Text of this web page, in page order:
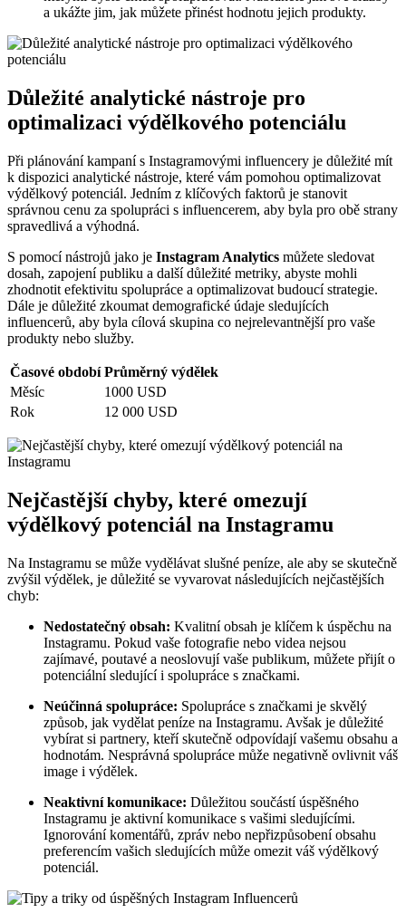
a ​ukážte jim, ​jak můžete přinést hodnotu jejich produkty.
Důležité analytické nástroje​ pro⁤
optimalizaci ‌výdělkového ‌potenciálu
Při plánování ‍kampaní s Instagramovými ⁣influencery⁤ je ‍důležité mít
k ‍dispozici analytické nástroje, které ‌vám pomohou optimalizovat ​
výdělkový ⁣potenciál. ⁣Jedním z​ klíčových‍ faktorů ⁤je⁢ stanovit
správnou ‌cenu za spolupráci⁤ s influencerem, aby byla pro‌ obě strany
spravedlivá a výhodná.
S pomocí nástrojů jako je Instagram Analytics můžete sledovat⁣
dosah, zapojení publiku ⁣a další ⁢důležité metriky,⁣ abyste‌ mohli
zhodnotit efektivitu spolupráce a optimalizovat ⁤budoucí ‌strategie.
‍Dále je důležité zkoumat demografické údaje sledujících
influencerů, aby byla cílová skupina‌ co nejrelevantnější pro vaše
produkty nebo služby.
Časové období Průměrný ‌výdělek
Měsíc
1000 USD
Rok
12 000 USD
Nejčastější chyby, které ‍omezují
výdělkový potenciál‌ na⁣ Instagramu
Na Instagramu se může vydělávat slušné‍ peníze, ale aby se skutečně
zvýšil výdělek, ‍je důležité se vyvarovat následujících nejčastějších⁣
chyb:
Nedostatečný ‍obsah: Kvalitní obsah je⁤ klíčem k úspěchu ⁤na⁣
Instagramu.‌ Pokud vaše‍ fotografie nebo videa nejsou​
zajímavé, poutavé a neoslovují vaše publikum, můžete přijít o
⁣potenciální sledující i spolupráce⁣ s značkami.
Neúčinná⁤ spolupráce: Spolupráce ‍s značkami je skvělý‌
způsob,‍ jak vydělat peníze na Instagramu. Avšak je důležité
⁣vybírat ​si partnery,‌ kteří‍ skutečně odpovídají vašemu obsahu a‌
hodnotám. Nesprávná⁢ spolupráce⁤ může negativně ovlivnit váš
image i výdělek.
Neaktivní‌ komunikace: ‍Důležitou ‌součástí úspěšného
Instagramu je aktivní⁣ komunikace s ⁤vašimi sledujícími.
Ignorování komentářů, zpráv‍ nebo nepřizpůsobení obsahu⁤
preferencím vašich sledujících může ⁤omezit váš výdělkový
potenciál.